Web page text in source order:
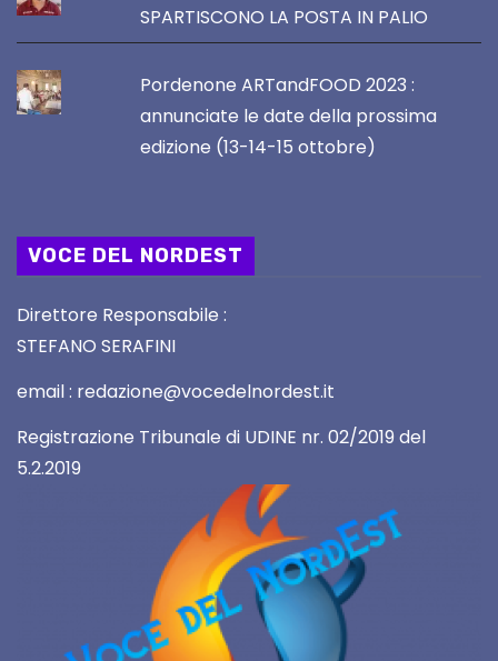
SPARTISCONO LA POSTA IN PALIO
Pordenone ARTandFOOD 2023 :
annunciate le date della prossima
edizione (13-14-15 ottobre)
VOCE DEL NORDEST
Direttore Responsabile :
STEFANO SERAFINI
email : redazione@vocedelnordest.it
Registrazione Tribunale di UDINE nr. 02/2019 del
5.2.2019